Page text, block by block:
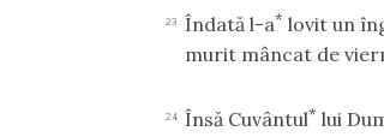
23 Îndată l-a* lovit un
murit mâncat de
24 Însă Cuvântul* lui